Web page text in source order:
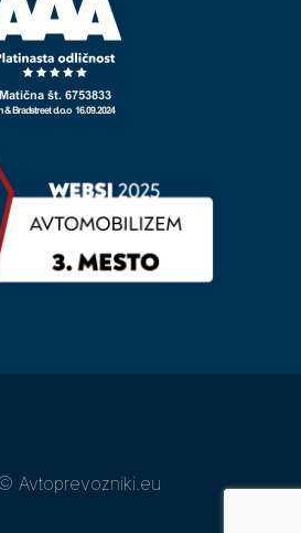
Avtoprevozniki.eu